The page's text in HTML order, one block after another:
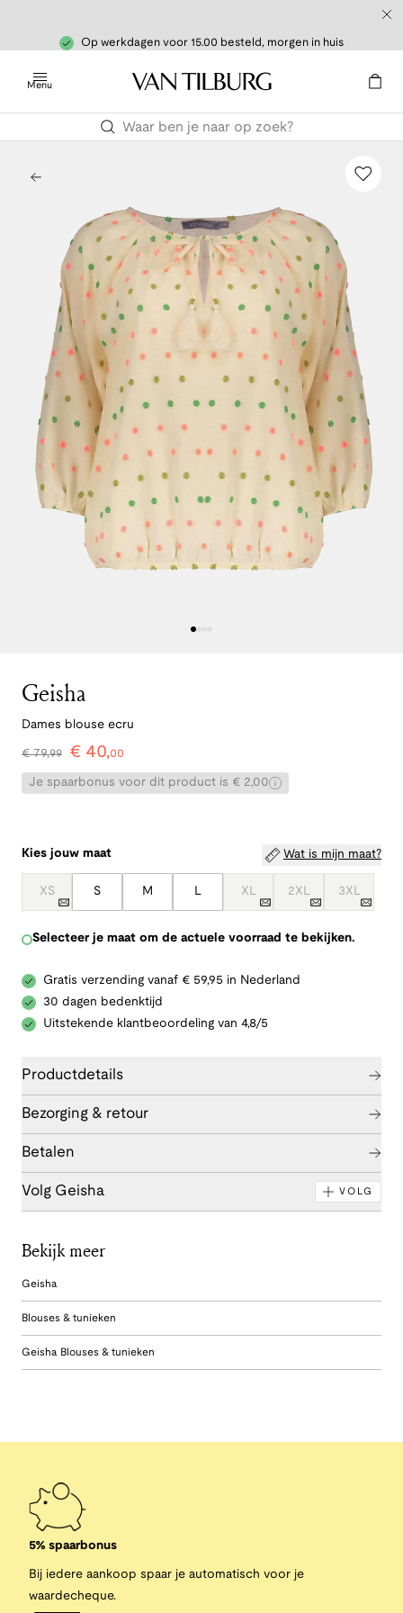
Op werkdagen voor 15.00 besteld, morgen in huis
Menu
Geisha
Dames blouse ecru
€79,99 € 40,00
Je spaarbonus voor dit product is € 2,00
Kies jouw maat Wat is mijn maat?
XS S M L XL 2XL 3XL
Selecteer je maat om de actuele voorraad te bekijken.
Gratis verzending vanaf € 59,95 in Nederland
30 dagen bedenktijd
Uitstekende klantbeoordeling van 4,8/5
Productdetails
Bezorging & retour
Betalen
Volg Geisha VOLG
Bekijk meer
Geisha
Blouses & tunieken
Geisha Blouses & tunieken
5% spaarbonus
Bij iedere aankoop spaar je automatisch voor je
waardecheque.